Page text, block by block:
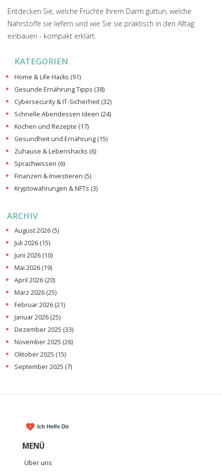
Entdecken Sie, welche Früchte Ihrem Darm guttun, welche
Nährstoffe sie liefern und wie Sie sie praktisch in den Alltag
einbauen - kompakt erklärt.
KATEGORIEN
Home & Life Hacks (91)
Gesunde Ernährung Tipps (38)
Cybersecurity & IT-Sicherheit (32)
Schnelle Abendessen Ideen (24)
Kochen und Rezepte (17)
Gesundheit und Ernährung (15)
Zuhause & Lebenshacks (6)
Sprachwissen (6)
Finanzen & Investieren (5)
Kryptowährungen & NFTs (3)
ARCHIV
August 2026 (5)
Juli 2026 (15)
Juni 2026 (10)
Mai 2026 (19)
April 2026 (20)
März 2026 (25)
Februar 2026 (21)
Januar 2026 (25)
Dezember 2025 (33)
November 2025 (26)
Oktober 2025 (15)
September 2025 (7)
MENÜ
Über uns